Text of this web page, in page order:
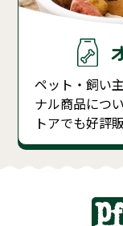
ペット・飼い
ナル商品につ
トアでも好評